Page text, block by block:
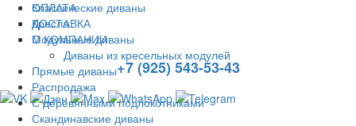
ОПЛАТА
ДОСТАВКА
О КОМПАНИИ
+7 (925) 543-53-43
Классические диваны
Кресла
Модульные диваны
Диваны из кресельных модулей
Прямые диваны
Распродажа
С деревянными подлокотниками
Скандинавские диваны